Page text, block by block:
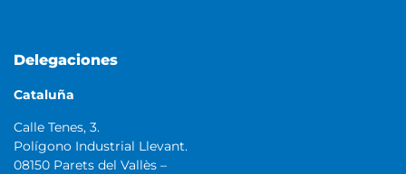
Delegaciones
Cataluña
Calle Tenes, 3.
Polígono Industrial Llevant.
08150 Parets del Vallès –